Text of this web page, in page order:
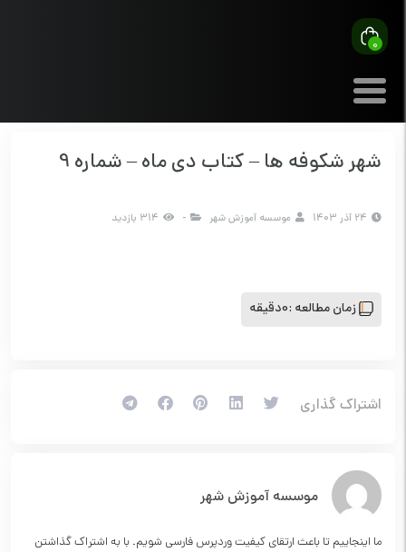
0
شهر شکوفه ها – کتاب دی ماه – شماره 9
24 آذر 1403 موسسه آموزش شهر - 314 بازدید
زمان مطالعه :0دقیقه
اشتراک گذاری
موسسه آموزش شهر
ما اینجاییم تا باعث ارتقای کیفیت وردپرس فارسی شویم. با به اشتراک گذاشتن